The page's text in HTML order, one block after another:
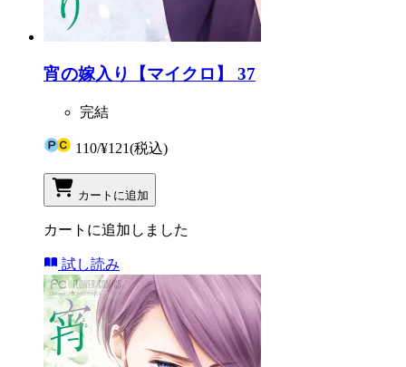
宵の嫁入り【マイクロ】 37
完結
110/¥121(税込)
カートに追加
カートに追加しました
試し読み